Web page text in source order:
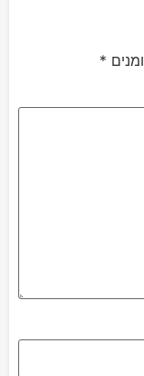
*